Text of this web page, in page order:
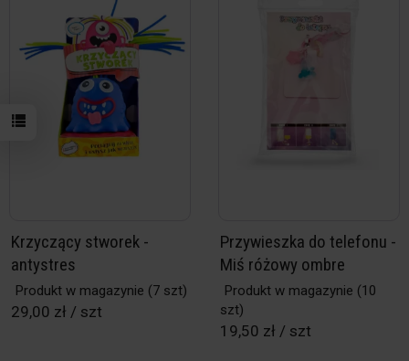
Krzyczący stworek -
antystres
Produkt w magazynie (7 szt)
29,00 zł / szt
Przywieszka do telefonu -
Miś różowy ombre
Produkt w magazynie (10
szt)
19,50 zł / szt